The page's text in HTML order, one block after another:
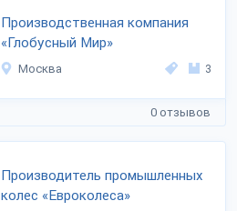
Производственная компания
«Глобусный Мир»
Москва 3
0 отзывов
Производитель промышленных
колес «Евроколеса»